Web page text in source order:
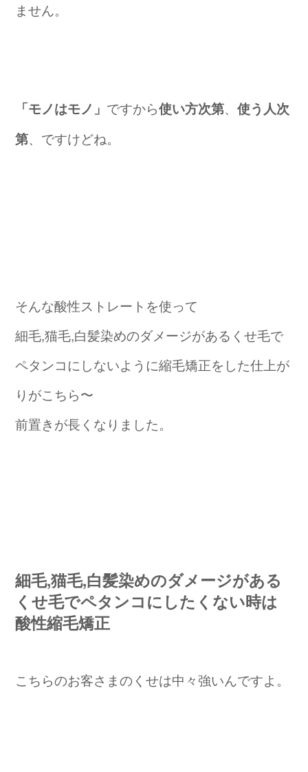
ません。
「モノはモノ」 ですから使い方次第、使う人次
第、ですけどね。
そんな酸性ストレートを使って
細毛,猫毛,白髪染めのダメージがあるくせ毛で
ペタンコにしないように縮毛矯正をした仕上が
りがこちら〜
前置きが長くなりました。
細毛,猫毛,白髪染めのダメージがある
くせ毛でペタンコにしたくない時は
酸性縮毛矯正
こちらのお客さまのくせは中々強いんですよ。